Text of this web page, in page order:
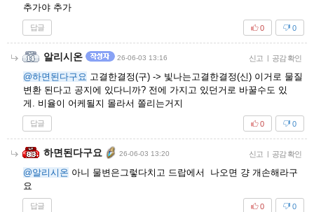
추가야 추가
답글 0
0
알리시온 26-06-03 13:16 신고 | 공감 확인
@하면된다구요 고결한결정(구) -> 빛나는고결한결정(신) 이거로 물질
변환 된다고 공지에 있다니까? 전에 가지고 있던거로 바꿀수도 있
게. 비율이 어케될지 몰라서 쫄리는거지
답글 0
0
하면된다구요 26-06-03 13:20 신고 | 공감 확인
@알리시온 아니 물변은그렇다치고 드랍에서 나오면 걍 개손해라구
요
답글 0
0